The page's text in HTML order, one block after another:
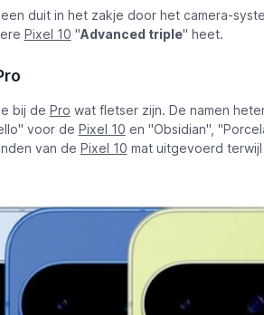
duit in het zakje door het camera-
Pixel 10 "Advanced triple" heet.
bij de Pro wat fletser zijn. De namen
voor de Pixel 10 en "Obsidian",
van de Pixel 10 mat uitgevoerd